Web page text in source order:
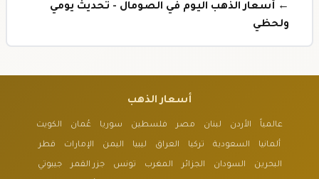
← أسعار الذهب اليوم في الصومال - تحديث يومي
ولحظي
أسعار الذهب
عالمياً الأردن لبنان مصر فلسطين سوريا عُمان الكويت
ألمانيا السعودية تركيا العراق ليبيا اليمن الإمارات قطر
البحرين السودان الجزائر المغرب تونس جزر القمر جيبوتي